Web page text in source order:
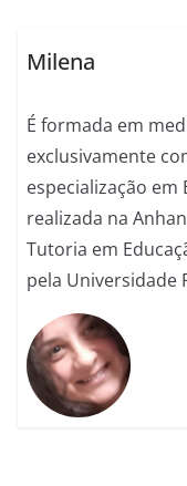
Milena
É formada em
exclusivamente
especialização em
realizada na
Tutoria em
pela Universidade